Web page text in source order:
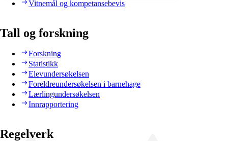
Vitnemål og kompetansebevis
Tall og forskning
Forskning
Statistikk
Elevundersøkelsen
Foreldreundersøkelsen i barnehage
Lærlingundersøkelsen
Innrapportering
Regelverk